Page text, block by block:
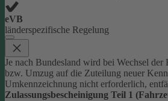
eVB
länderspezifische Regelung
Je nach Bundesland wird bei Wechsel der
bzw. Umzug auf die Zuteilung neuer
Umkennzeichnung nicht erforderlich,
Zulassungsbescheinigung Teil 1